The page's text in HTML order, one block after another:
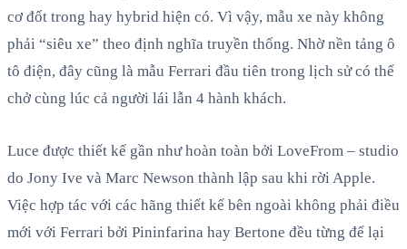
cơ đốt trong hay hybrid hiện có. Vì vậy, mẫu xe này không
phải “siêu xe” theo định nghĩa truyền thống. Nhờ nền tảng ô
tô điện, đây cũng là mẫu Ferrari đầu tiên trong lịch sử có thể
chở cùng lúc cả người lái lẫn 4 hành khách.
Luce được thiết kế gần như hoàn toàn bởi LoveFrom – studio
do Jony Ive và Marc Newson thành lập sau khi rời Apple.
Việc hợp tác với các hãng thiết kế bên ngoài không phải điều
mới với Ferrari bởi Pininfarina hay Bertone đều từng để lại